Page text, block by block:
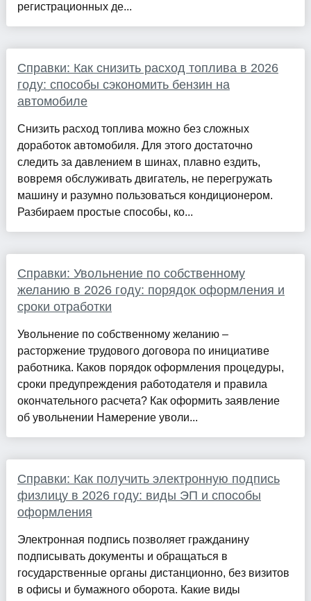
регистрационных де...
Справки: Как снизить расход топлива в 2026
году: способы сэкономить бензин на
автомобиле
Снизить расход топлива можно без сложных
доработок автомобиля. Для этого достаточно
следить за давлением в шинах, плавно ездить,
вовремя обслуживать двигатель, не перегружать
машину и разумно пользоваться кондиционером.
Разбираем простые способы, ко...
Справки: Увольнение по собственному
желанию в 2026 году: порядок оформления и
сроки отработки
Увольнение по собственному желанию –
расторжение трудового договора по инициативе
работника. Каков порядок оформления процедуры,
сроки предупреждения работодателя и правила
окончательного расчета? Как оформить заявление
об увольнении Намерение уволи...
Справки: Как получить электронную подпись
физлицу в 2026 году: виды ЭП и способы
оформления
Электронная подпись позволяет гражданину
подписывать документы и обращаться в
государственные органы дистанционно, без визитов
в офисы и бумажного оборота. Какие виды